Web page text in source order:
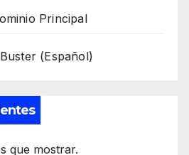
Principal
(Español)
que mostrar.